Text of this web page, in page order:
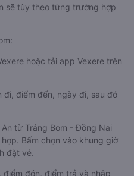
sẽ tùy theo từng trường hợp
hoặc tải app Vexere trên
đi, điểm đến, ngày đi, sau đó
từ Trảng Bom - Đồng Nai
Bấm chọn vào khung giờ
đặt vé.
đón, điểm trả và nhập